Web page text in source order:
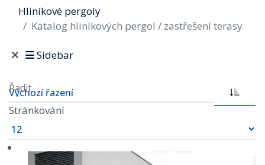
Hliníkové pergoly
Katalog hliníkových pergol / zastřešení terasy
Sidebar
Řadit
Stránkování